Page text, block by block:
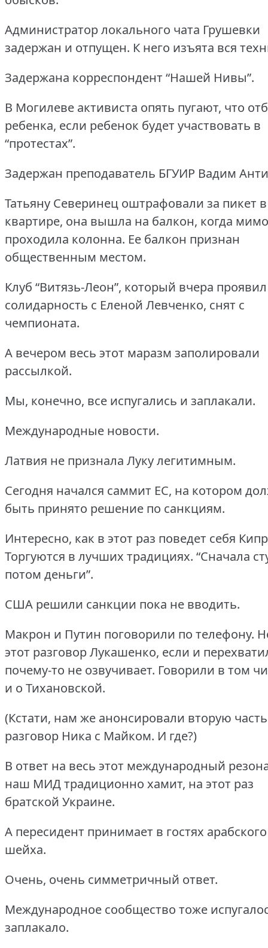
Администратор локального чата Грушевки
задержан и отпущен. К него изъята вся
Задержана корреспондент “Нашей Нивы”.
В Могилеве активиста опять пугают, что
ребенка, если ребенок будет участвовать в
“протестах”.
Задержан преподаватель БГУИР Вадим
Татьяну Северинец оштрафовали за пикет
квартире, она вышла на балкон, когда мимо
проходила колонна. Ее балкон признан
общественным местом.
Клуб “Витязь-Леон”, который вчера проявил
солидарность с Еленой Левченко, снят с
чемпионата.
А вечером весь этот маразм заполировали
рассылкой.
Мы, конечно, все испугались и заплакали.
Международные новости.
Латвия не признала Луку легитимным.
Сегодня начался саммит ЕС, на котором
быть принято решение по санкциям.
Интересно, как в этот раз поведет себя
Торгуются в лучших традициях. “Сначала
потом деньги”.
США решили санкции пока не вводить.
Макрон и Путин поговорили по телефону.
этот разговор Лукашенко, если и
почему-то не озвучивает. Говорили в том
и о Тихановской.
(Кстати, нам же анонсировали вторую часть
разговор Ника с Майком. И где?)
В ответ на весь этот международный
наш МИД традиционно хамит, на этот раз
братской Украине.
А пересидент принимает в гостях арабского
шейха.
Очень, очень симметричный ответ.
Международное сообщество тоже
заплакало.